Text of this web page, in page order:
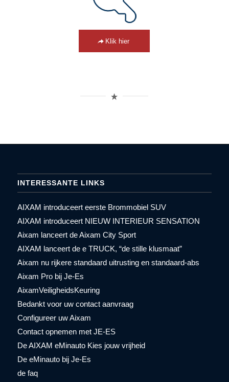
Klik hier
INTERESSANTE LINKS
AIXAM introduceert eerste Brommobiel SUV
AIXAM introduceert NIEUW INTERIEUR SENSATION
Aixam lanceert de Aixam City Sport
AIXAM lanceert de e TRUCK, “de stille klusmaat”
Aixam nu rijkere standaard uitrusting en standaard-abs
Aixam Pro bij Je-Es
AixamVeiligheidsKeuring
Bedankt voor uw contact aanvraag
Configureer uw Aixam
Contact opnemen met JE-ES
De AIXAM eMinauto Kies jouw vrijheid
De eMinauto bij Je-Es
de faq